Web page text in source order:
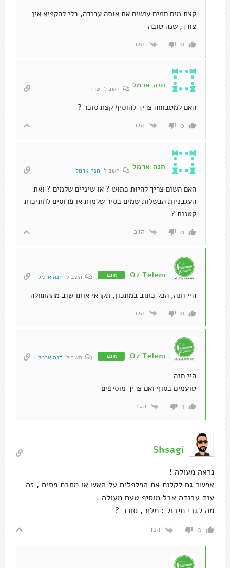
קצת מים חמים עושים את אותה עבודה, בלי להקפיא אין
צורך, שנה טובה
0 הגב
חנה ארמל השב ל שרה
האם למטבוחה צריך להוסיף קצת סוכר ?
0 הגב
חנה ארמל השב ל חנה ארמל
האם השום צריך להיות כתוש ? או שיניים שלמים ? ואת
העגבניות הבשלות שמים בסיר שלמות או פרוסים לחתיכות
קטנות ?
0 הגב
Oz Telem מחבר השב ל חנה ארמל
היי חנה, הכל כתוב במתכון, תקראי אותו שוב מההתחלה
0 הגב
Oz Telem מחבר השב ל חנה ארמל
היי חנה
טועמים בסוף ואם צריך מוסיפים
1 הגב
Shsagi
נראה מעולה !
אפשר גם לקלות את הפלפלים על האש או מחבת פסים , זה
עוד עבודה אבל מוסיף טעם מעולה .
מה לגבי תיבול : מלח , סוכר ?
0 הגב